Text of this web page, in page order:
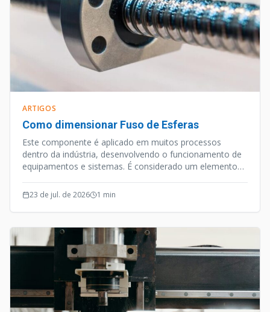
ARTIGOS
Como dimensionar Fuso de Esferas
Este componente é aplicado em muitos processos
dentro da indústria, desenvolvendo o funcionamento de
equipamentos e sistemas. É considerado um elemento
opera de forma silenciosa e efetiva.
23 de jul. de 2026 1 min